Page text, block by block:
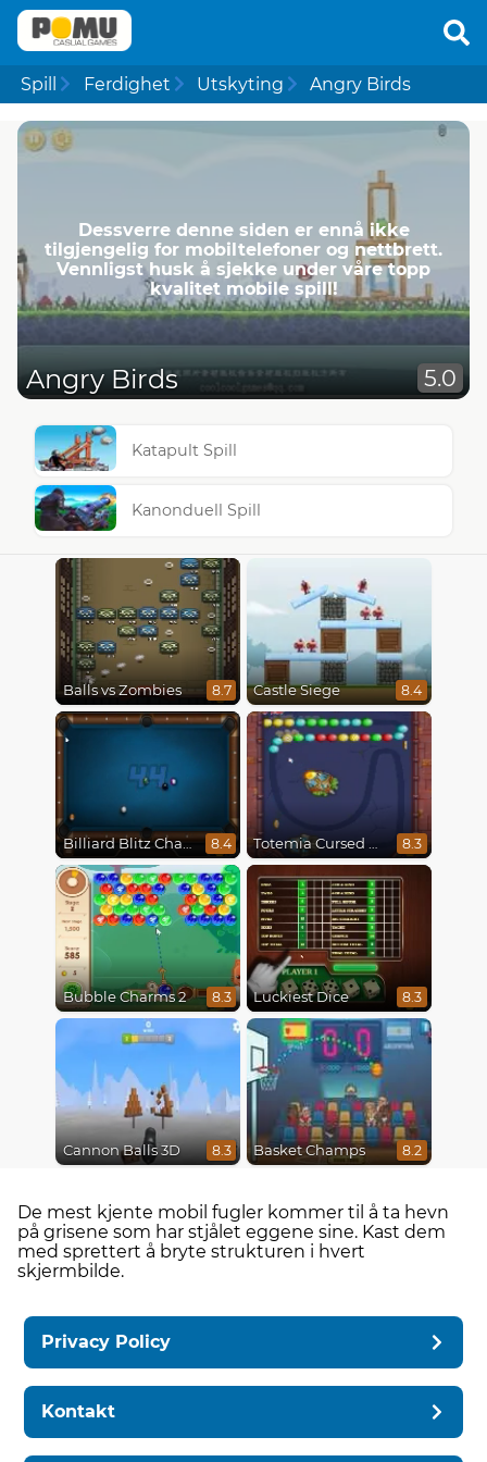
Spill Ferdighet Utskyting Angry Birds
Dessverre denne siden er ennå ikke
tilgjengelig for mobiltelefoner og nettbrett.
Vennligst husk å sjekke under våre topp
kvalitet mobile spill!
Angry Birds 5.0
Katapult Spill
Kanonduell Spill
Balls vs Zombies 8.7 Castle Siege 8.4
Billiard Blitz Challenge 8.4 Totemia Cursed Marbles 8.3
Bubble Charms 2 8.3 Luckiest Dice 8.3
Cannon Balls 3D 8.3 Basket Champs 8.2
De mest kjente mobil fugler kommer til å ta hevn
på grisene som har stjålet eggene sine. Kast dem
med sprettert å bryte strukturen i hvert
skjermbilde.
Privacy Policy
Kontakt